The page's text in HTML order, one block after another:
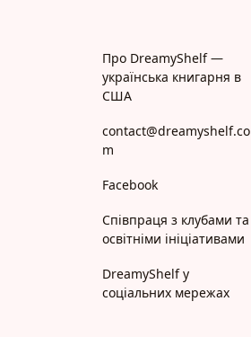
Про DreamyShelf —
українська книгарня в
США
contact@dreamyshelf.co
m
Facebook
Співпраця з клубами та
освітніми ініціативами
DreamyShelf у
соціальних мережах